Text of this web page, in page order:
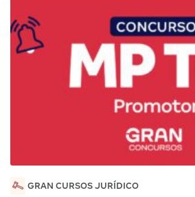
GRAN CURSOS JURÍDICO